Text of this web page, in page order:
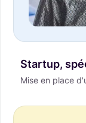
Startup,
Mise en place